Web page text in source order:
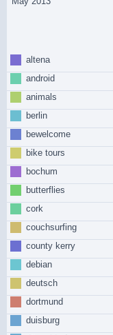
altena
android
animals
berlin
bewelcome
bike tours
bochum
butterflies
cork
couchsurfing
county kerry
debian
deutsch
dortmund
duisburg